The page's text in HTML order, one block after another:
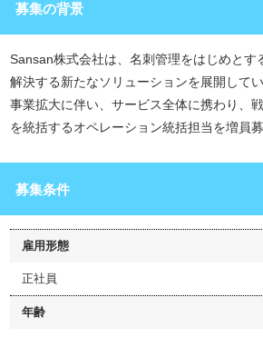
募集の背景
Sansan株式会社は、名刺管理をはじめとす
解決する新たなソリューションを展開してい
事業拡大に伴い、サービス全体に携わり、
を統括するオペレーション統括担当を増員募
募集条件
雇用形態
正社員
年齢